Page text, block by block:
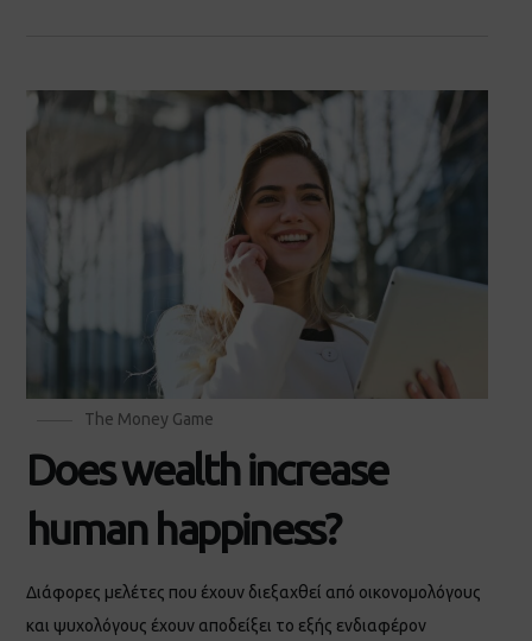
The Money Game
Does wealth increase
human happiness?
Διάφορες μελέτες που έχουν διεξαχθεί από οικονομολόγους
και ψυχολόγους έχουν αποδείξει το εξής ενδιαφέρον